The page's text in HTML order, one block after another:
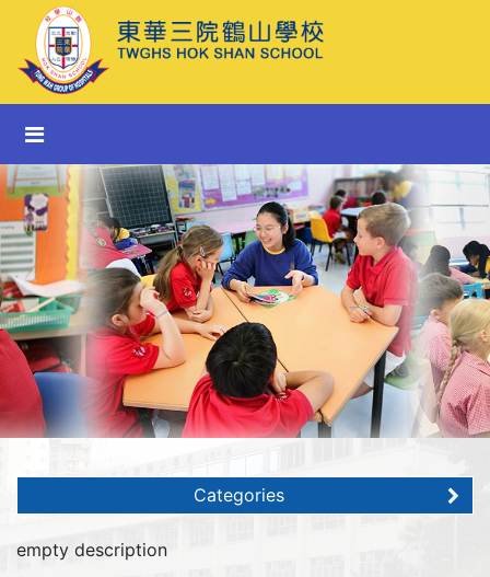
Categories
empty description